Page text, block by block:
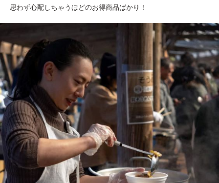
思わず心配しちゃうほどのお得商品ばかり！